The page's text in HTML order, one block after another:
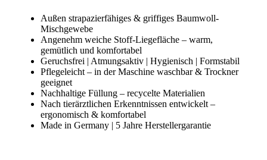
Außen strapazierfähiges & griffiges Baumwoll-
Mischgewebe
Angenehm weiche Stoff-Liegefläche – warm,
gemütlich und komfortabel
Geruchsfrei | Atmungsaktiv | Hygienisch | Formstabil
Pflegeleicht – in der Maschine waschbar & Trockner
geeignet
Nachhaltige Füllung – recycelte Materialien
Nach tierärztlichen Erkenntnissen entwickelt –
ergonomisch & komfortabel
Made in Germany | 5 Jahre Herstellergarantie